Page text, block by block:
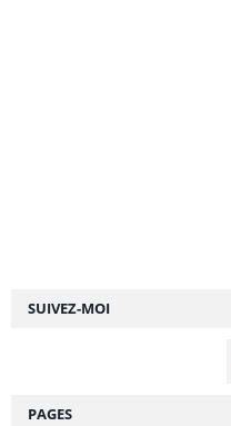
SUIVEZ-MOI
PAGES